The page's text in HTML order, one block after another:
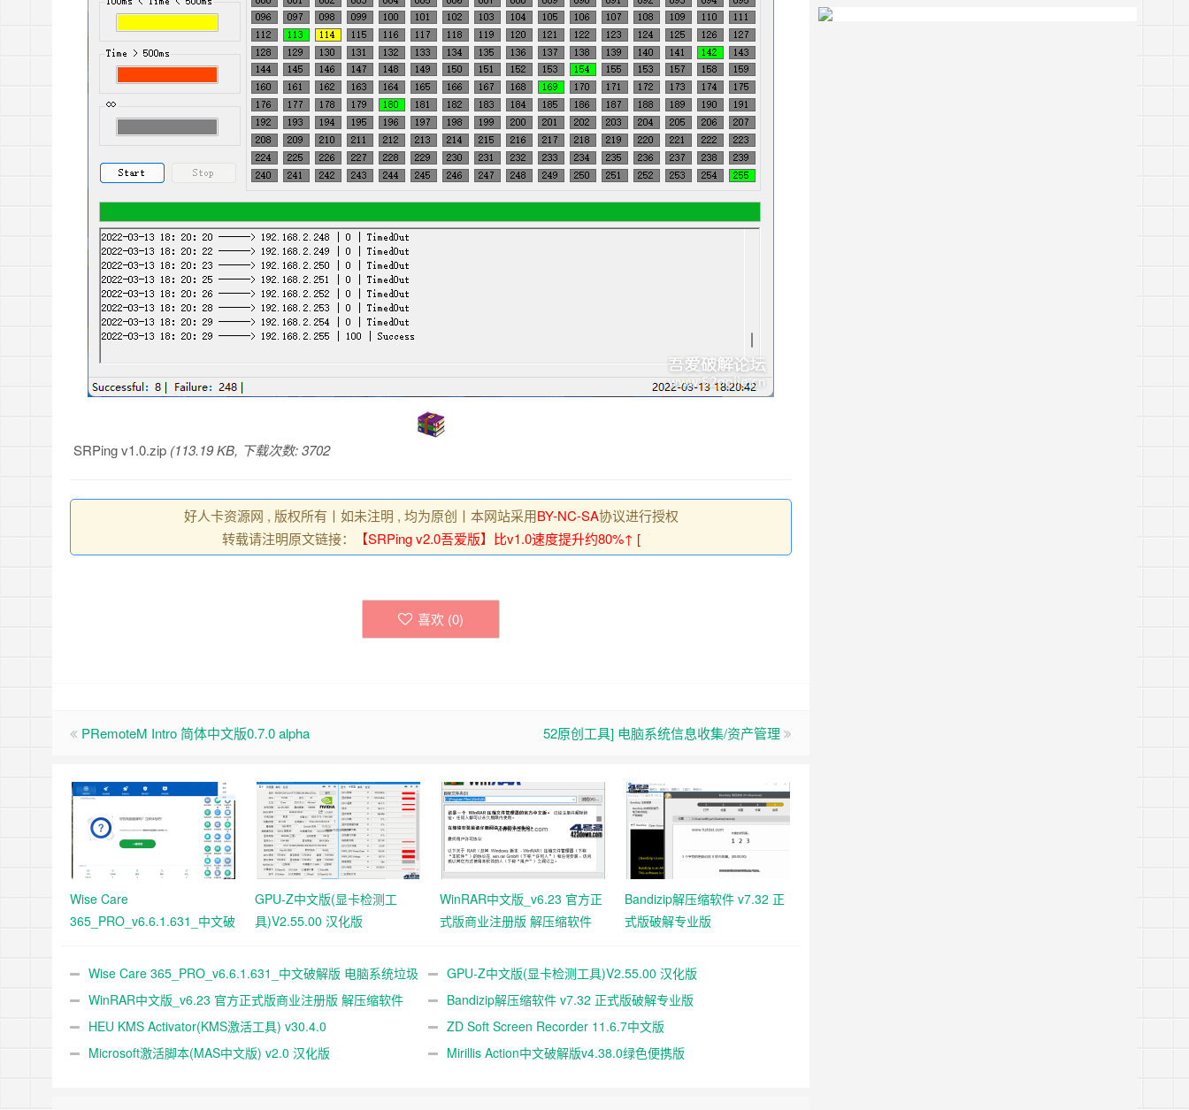
SRPing v1.0.zip (113.19 KB, 下载次数: 3702
好人卡资源网 , 版权所有丨如未注明 , 均为原创丨本网站采用BY-NC-SA协议进行授权
转载请注明原文链接：
【SRPing v2.0吾爱版】比v1.0速度提升约80%↑ [
喜欢 (0)
PRemoteM Intro 简体中文版0.7.0 alpha 52原创工具] 电脑系统信息收集/资产管理
Wise Care
365_PRO_v6.6.1.631_中文破
GPU-Z中文版(显卡检测工
具)V2.55.00 汉化版
WinRAR中文版_v6.23 官方正
式版商业注册版 解压缩软件
Bandizip解压缩软件 v7.32 正
式版破解专业版
Wise Care 365_PRO_v6.6.1.631_中文破解版 电脑系统垃圾
清理软件
GPU-Z中文版(显卡检测工具)V2.55.00 汉化版
WinRAR中文版_v6.23 官方正式版商业注册版 解压缩软件
Bandizip解压缩软件 v7.32 正式版破解专业版
HEU KMS Activator(KMS激活工具) v30.4.0
ZD Soft Screen Recorder 11.6.7中文版
Microsoft激活脚本(MAS中文版) v2.0 汉化版
Mirillis Action中文破解版v4.38.0绿色便携版